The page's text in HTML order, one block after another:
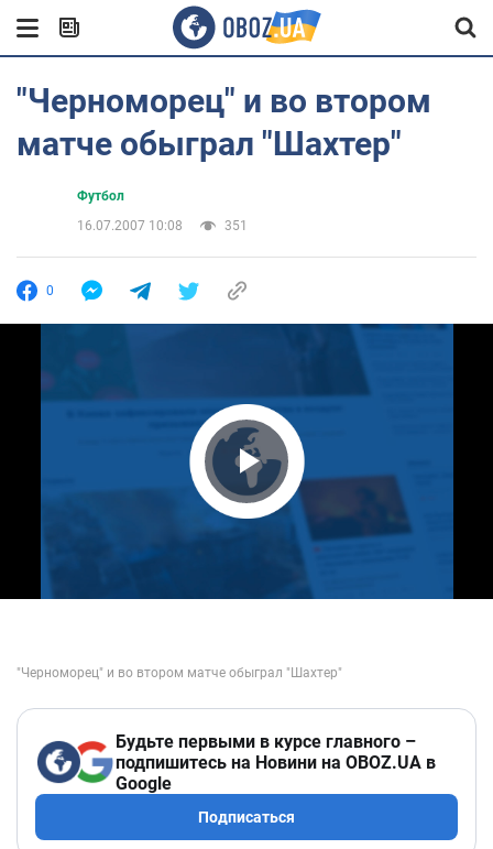
"Черноморец" и во втором
матче обыграл "Шахтер"
Футбол
16.07.2007 10:08
351
0
Play Video
Будьте первыми в курсе главного –
подпишитесь на Новини на OBOZ.UA в
Google
Подписаться